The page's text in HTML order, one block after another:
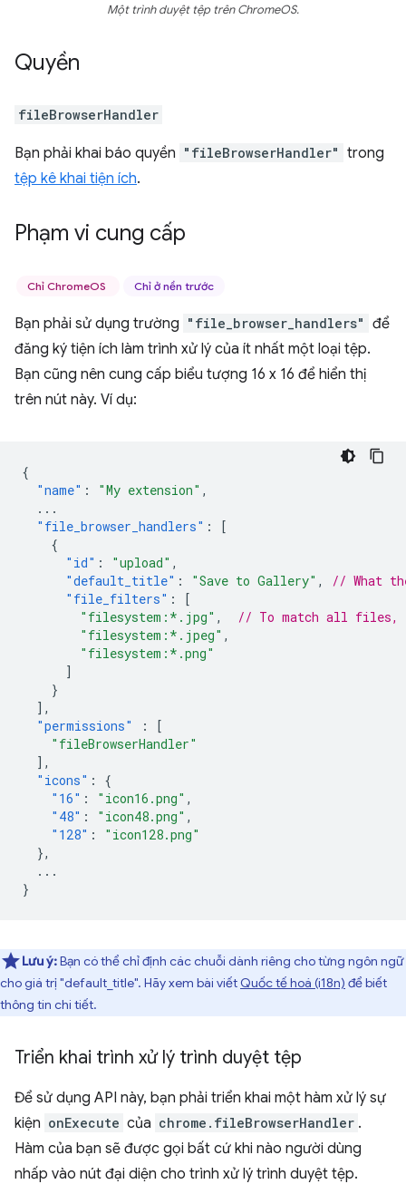
Một trình duyệt tệp trên ChromeOS.
Quyền
fileBrowserHandler
Bạn phải khai báo quyền "fileBrowserHandler" trong
tệp kê khai tiện ích.
Phạm vi cung cấp
Chỉ ChromeOS Chỉ ở nền trước
Bạn phải sử dụng trường "file_browser_handlers" để
đăng ký tiện ích làm trình xử lý của ít nhất một loại tệp.
Bạn cũng nên cung cấp biểu tượng 16 x 16 để hiển thị
trên nút này. Ví dụ:
{
"name" : "My extension" ,
...
"file_browser_handlers" :
[
{
"id" : "upload" ,
"default_title" : "Save to Gallery" ,
// What
"file_filters" :
[
"filesystem:*.jpg" ,
// To match all files,
"filesystem:*.jpeg" ,
"filesystem:*.png"
]
}
],
"permissions"
:
[
"fileBrowserHandler"
],
"icons" :
{
"16" : "icon16.png" ,
"48" : "icon48.png" ,
"128" :
"icon128.png"
},
...
}
Lưu ý:Bạn có thể chỉ định các chuỗi dành riêng cho từng ngôn ngữ
cho giá trị "default_title". Hãy xem bài viếtQuốc tế hoá (i18n) để biết
thông tin chi tiết.
Triển khai trình xử lý trình duyệt tệp
Để sử dụng API này, bạn phải triển khai một hàm xử lý sự
kiện onExecute của chrome.fileBrowserHandler .
Hàm của bạn sẽ được gọi bất cứ khi nào người dùng
nhấp vào nút đại diện cho trình xử lý trình duyệt tệp.